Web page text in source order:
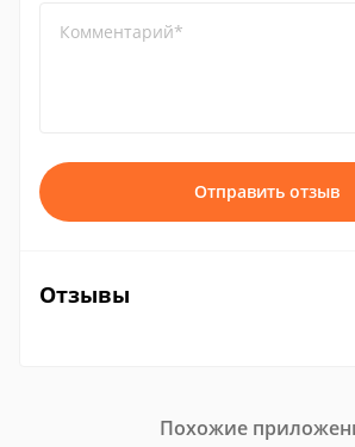
Комментарий*
Отправить отзыв
Отзывы
Похожие